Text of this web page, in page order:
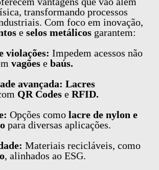
transformando processos
Com foco em inovação,
e selos metálicos garantem:
violações: Impedem acessos não
vagões e baús.
avançada: Lacres
QR Codes e RFID.
Opções como lacre de nylon e
para diversas aplicações.
Materiais recicláveis, como
, alinhados ao ESG.